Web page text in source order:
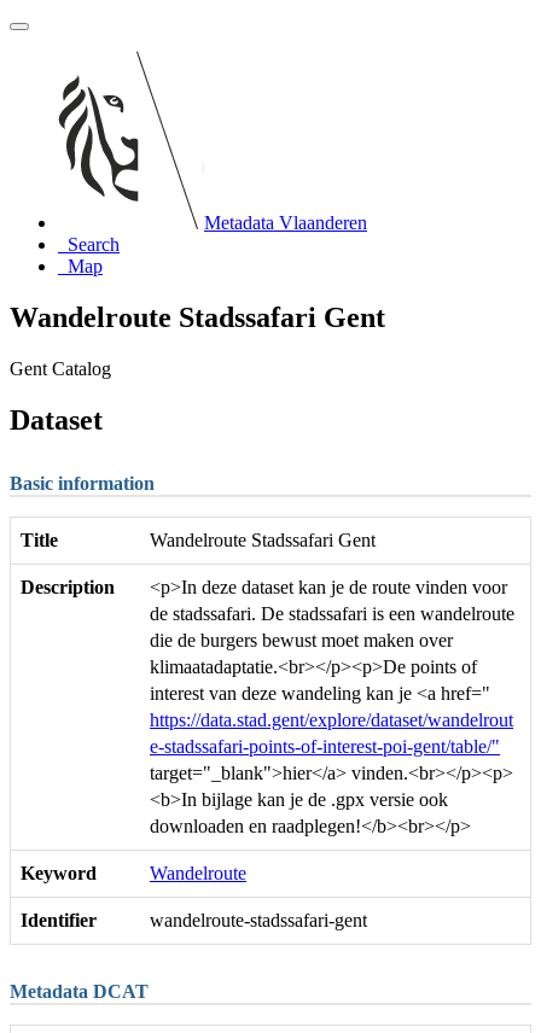
Metadata Vlaanderen
Search
Map
Wandelroute Stadssafari Gent
Gent Catalog
Dataset
Basic information
Title Wandelroute Stadssafari Gent
Description
<p>In deze dataset kan je de route vinden voor
de stadssafari. De stadssafari is een wandelroute
die de burgers bewust moet maken over
klimaatadaptatie.<br></p><p>De points of
interest van deze wandeling kan je <a href="
https://data.stad.gent/explore/dataset/wandelrout
e-stadssafari-points-of-interest-poi-gent/table/"
target="_blank">hier</a> vinden.<br></p><p>
<b>In bijlage kan je de .gpx versie ook
downloaden en raadplegen!</b><br></p>
Keyword Wandelroute
Identifier wandelroute-stadssafari-gent
Metadata DCAT